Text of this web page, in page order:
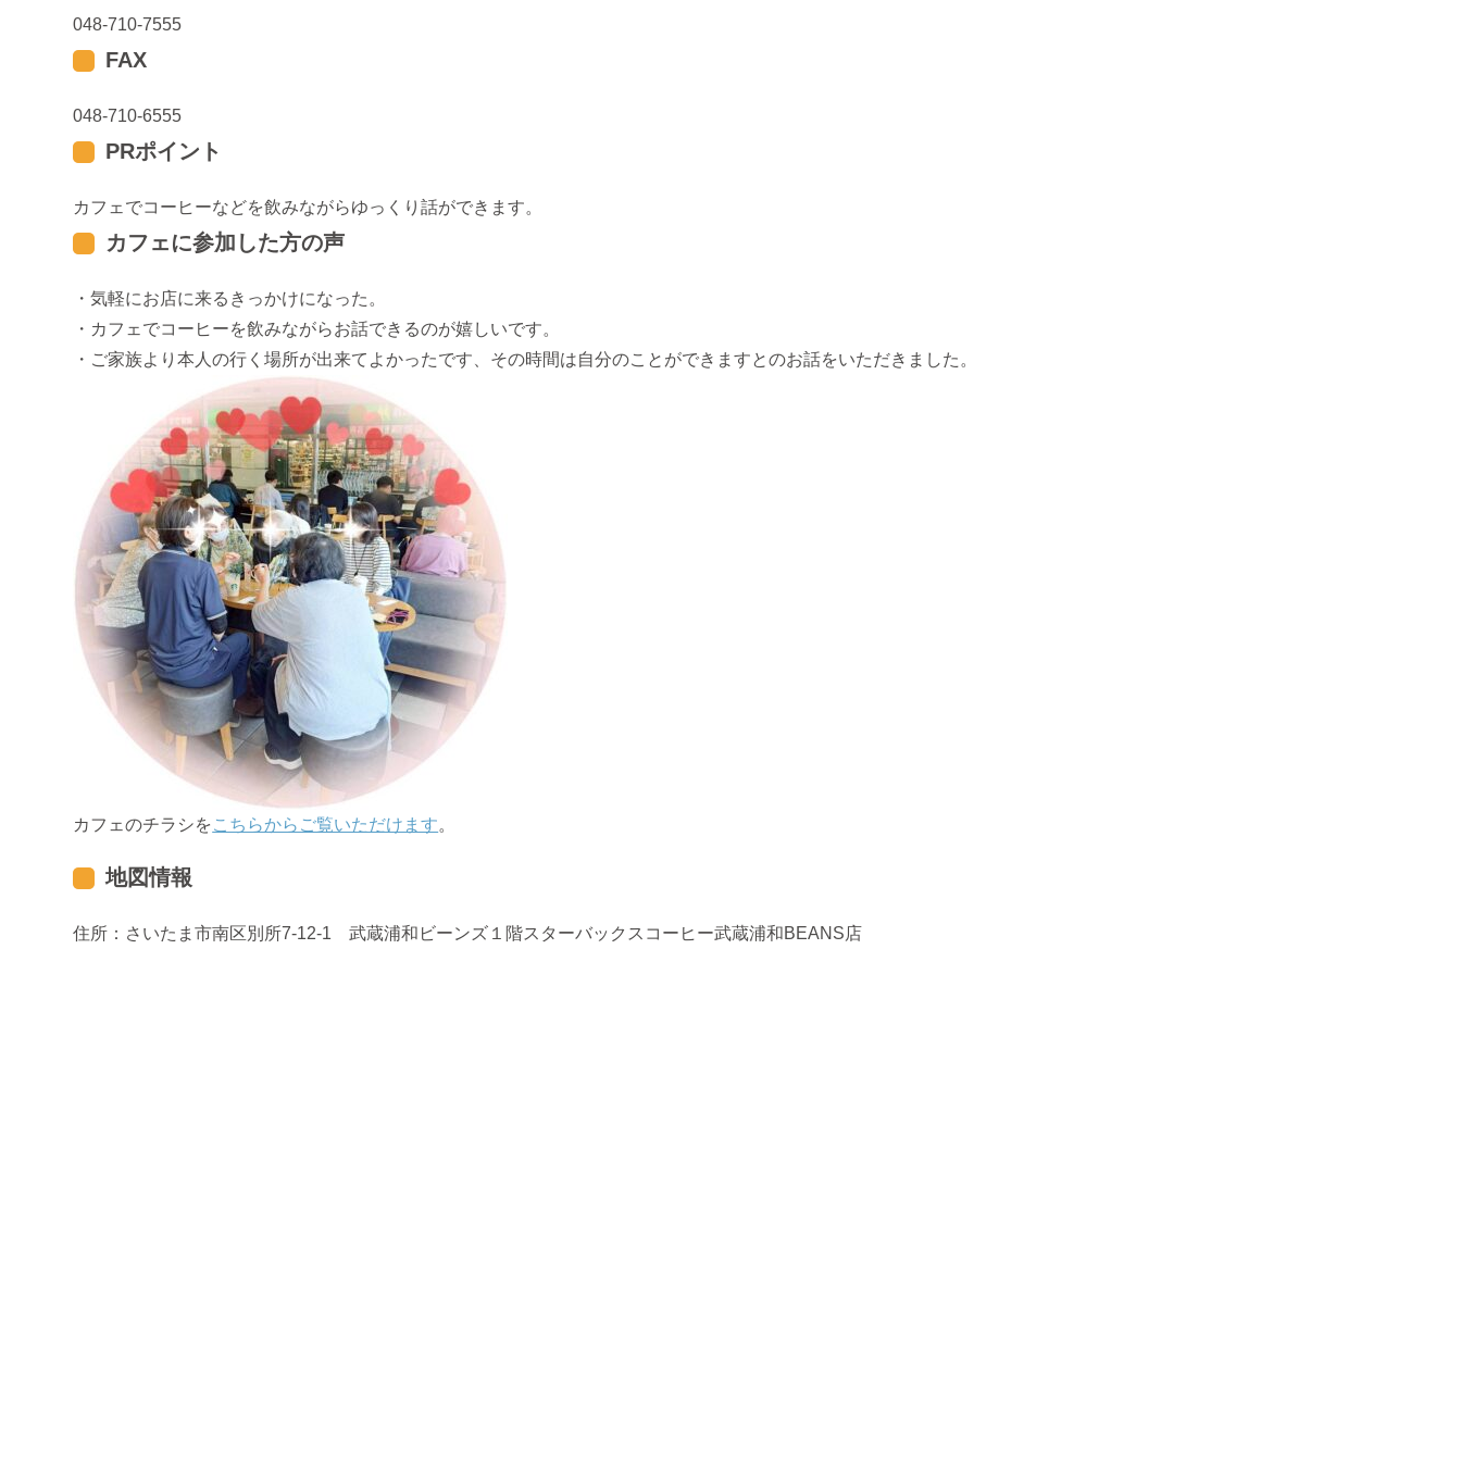
048-710-7555
FAX
048-710-6555
PRポイント
カフェでコーヒーなどを飲みながらゆっくり話ができます。
カフェに参加した方の声
・気軽にお店に来るきっかけになった。
・カフェでコーヒーを飲みながらお話できるのが嬉しいです。
・ご家族より本人の行く場所が出来てよかったです、その時間は自分のことができますとのお話をいただきました。
カフェのチラシをこちらからご覧いただけます。
地図情報
住所：さいたま市南区別所7-12-1 武蔵浦和ビーンズ１階スターバックスコーヒー武蔵浦和BEANS店